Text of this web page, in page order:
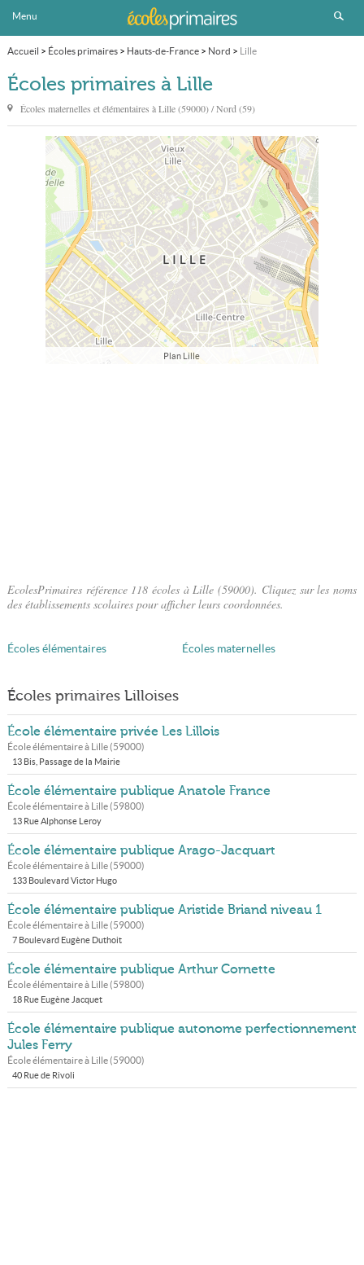
Menu
Accueil > Écoles primaires> Hauts-de-France> Nord > Lille
Écoles primaires à Lille
Écoles maternelles et élémentaires àLille(59000) / Nord (59)
Plan Lille
EcolesPrimaires référence 118 écoles à Lille (59000). Cliquez sur les noms
des établissements scolaires pour afficher leurs coordonnées.
Écoles élémentaires Écoles maternelles
Écoles primaires Lilloises
École élémentaire privée Les Lillois
École élémentaire à Lille(59000)
13 Bis, Passage de la Mairie
École élémentaire publique Anatole France
École élémentaire à Lille(59800)
13 Rue Alphonse Leroy
École élémentaire publique Arago-Jacquart
École élémentaire à Lille(59000)
133 Boulevard Victor Hugo
École élémentaire publique Aristide Briand niveau 1
École élémentaire à Lille(59000)
7 Boulevard Eugène Duthoit
École élémentaire publique Arthur Cornette
École élémentaire à Lille(59800)
18 Rue Eugène Jacquet
École élémentaire publique autonome perfectionnement
Jules Ferry
École élémentaire à Lille(59000)
40 Rue de Rivoli